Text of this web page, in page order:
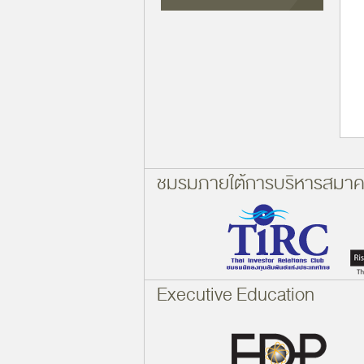
ชมรมภายใต้การบริหารสมา
Executive Education